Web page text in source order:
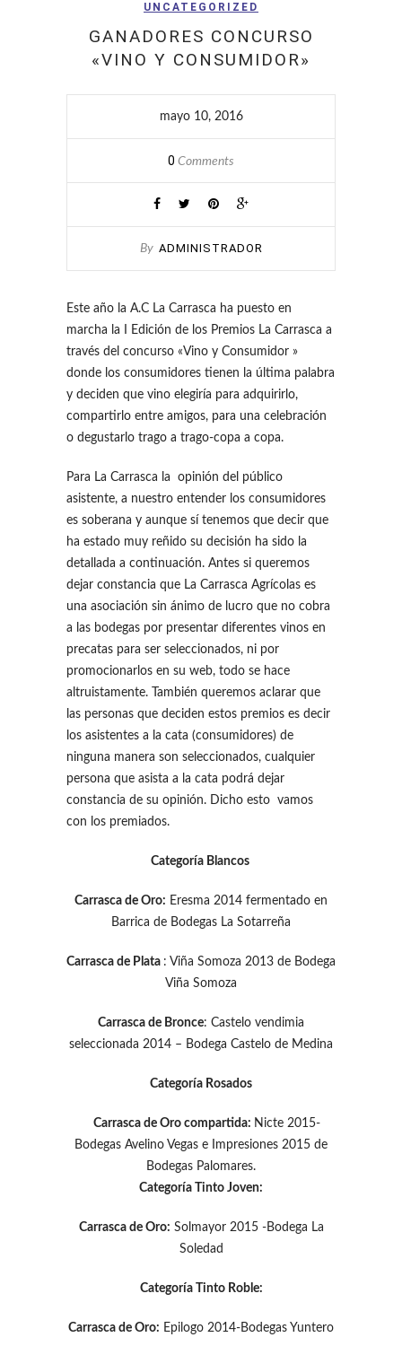
UNCATEGORIZED
GANADORES CONCURSO
«VINO Y CONSUMIDOR»
mayo 10, 2016
0 Comments
By ADMINISTRADOR
Este año la A.C La Carrasca ha puesto en
marcha la I Edición de los Premios La Carrasca a
través del concurso «Vino y Consumidor »
donde los consumidores tienen la última palabra
y deciden que vino elegiría para adquirirlo,
compartirlo entre amigos, para una celebración
o degustarlo trago a trago-copa a copa.
Para La Carrasca la opinión del público
asistente, a nuestro entender los consumidores
es soberana y aunque sí tenemos que decir que
ha estado muy reñido su decisión ha sido la
detallada a continuación. Antes si queremos
dejar constancia que La Carrasca Agrícolas es
una asociación sin ánimo de lucro que no cobra
a las bodegas por presentar diferentes vinos en
precatas para ser seleccionados, ni por
promocionarlos en su web, todo se hace
altruistamente. También queremos aclarar que
las personas que deciden estos premios es decir
los asistentes a la cata (consumidores) de
ninguna manera son seleccionados, cualquier
persona que asista a la cata podrá dejar
constancia de su opinión. Dicho esto vamos
con los premiados.
Categoría Blancos
Carrasca de Oro: Eresma 2014 fermentado en
Barrica de Bodegas La Sotarreña
Carrasca de Plata : Viña Somoza 2013 de Bodega
Viña Somoza
Carrasca de Bronce: Castelo vendimia
seleccionada 2014 – Bodega Castelo de Medina
Categoría Rosados
Carrasca de Oro compartida: Nicte 2015-
Bodegas Avelino Vegas e Impresiones 2015 de
Bodegas Palomares.
Categoría Tinto Joven:
Carrasca de Oro: Solmayor 2015 -Bodega La
Soledad
Categoría Tinto Roble:
Carrasca de Oro: Epilogo 2014-Bodegas Yuntero